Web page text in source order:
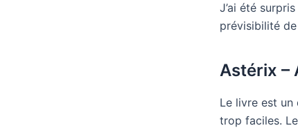
J’ai été
prévisibilité
Astérix –
Le livre est un
trop faciles.